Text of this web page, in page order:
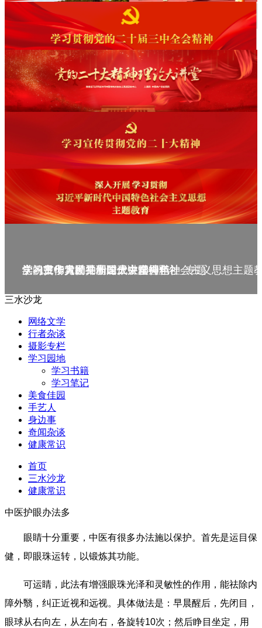
庆祝中华人民共和国成立75周年
学习贯彻党的二十届三中全会精神_专题
党的二十大精神理论大讲堂--理论
学习宣传贯彻党的二十大精神
学习贯彻习近平新时代中国特色社会主义思想主题
三水沙龙
网络文学
行者杂谈
摄影专栏
学习园地
学习书籍
学习笔记
美食佳园
手艺人
身边事
奇闻杂谈
健康常识
首页
三水沙龙
健康常识
中医护眼办法多
眼睛十分重要，中医有很多办法施以保护。首先是运目保
健，即眼珠运转，以锻炼其功能。
可运睛，此法有增强眼珠光泽和灵敏性的作用，能祛除内
障外翳，纠正近视和远视。具体做法是：早晨醒后，先闭目，
眼球从右向左，从左向右，各旋转10次；然后睁目坐定，用